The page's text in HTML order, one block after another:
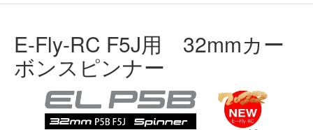
E-Fly-RC F5J用 32mmカー
ボンスピンナー